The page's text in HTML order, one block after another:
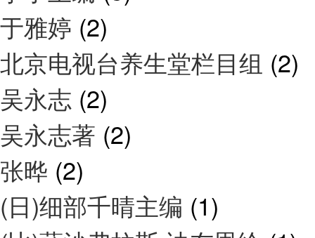
于雅婷 (2)
北京电视台养生堂栏目组 (2)
吴永志 (2)
吴永志著 (2)
张晔 (2)
(日)细部千晴主编 (1)